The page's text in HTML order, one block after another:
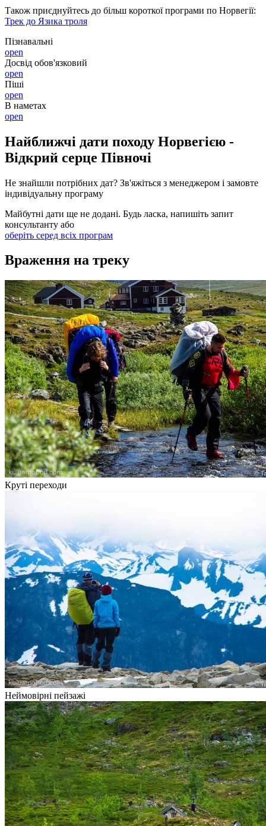
Також приєднуйтесь до більш короткої програми по Норвегії:
Трек до Язика троля
Пізнавальні
open
Досвід обов'язковий
open
Піші
open
В наметах
open
Найближчі дати походу Норвегією -
Відкрий серце Півночі
Не знайшли потрібних дат? Зв'яжіться з менеджером і замовте
індивідуальну програму
Майбутні дати ще не додані. Будь ласка, напишіть запит
консультанту або
оберіть серед всіх програм
Враження на треку
Круті переходи
Неймовірні пейзажі